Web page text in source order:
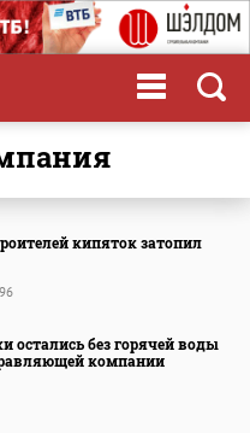
кипяток затопил
остались без горячей воды
компании